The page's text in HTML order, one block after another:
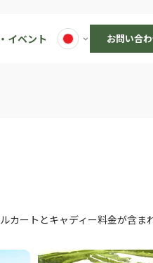
イベント お問い合
カートとキャディー料金が含ま